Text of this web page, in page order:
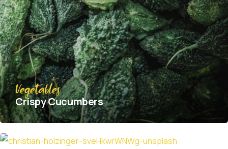
Vegetables
Crispy Сucumbers